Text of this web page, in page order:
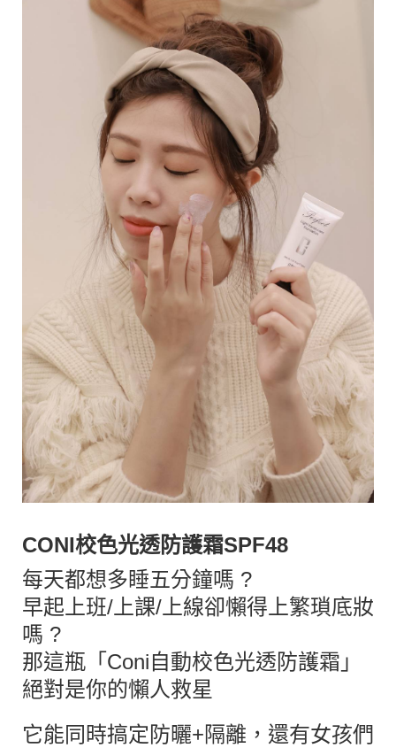
CONI校色光透防護霜SPF48
每天都想多睡五分鐘嗎 ?
早起上班/上課/上線卻懶得上繁瑣底妝
嗎 ?
那這瓶「Coni自動校色光透防護霜」
絕對是你的懶人救星
它能同時搞定防曬+隔離，還有女孩們